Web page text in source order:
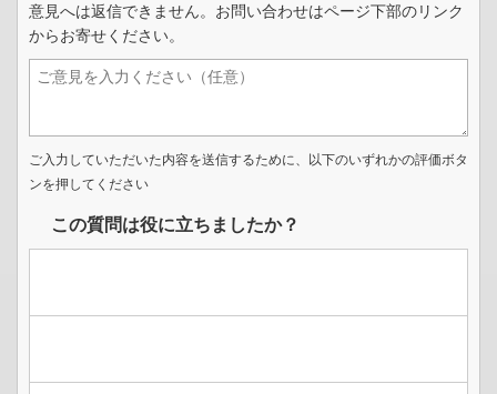
意見へは返信できません。お問い合わせはページ下部のリンク
からお寄せください。
ご入力していただいた内容を送信するために、以下のいずれかの評価ボタ
ンを押してください
この質問は役に立ちましたか？